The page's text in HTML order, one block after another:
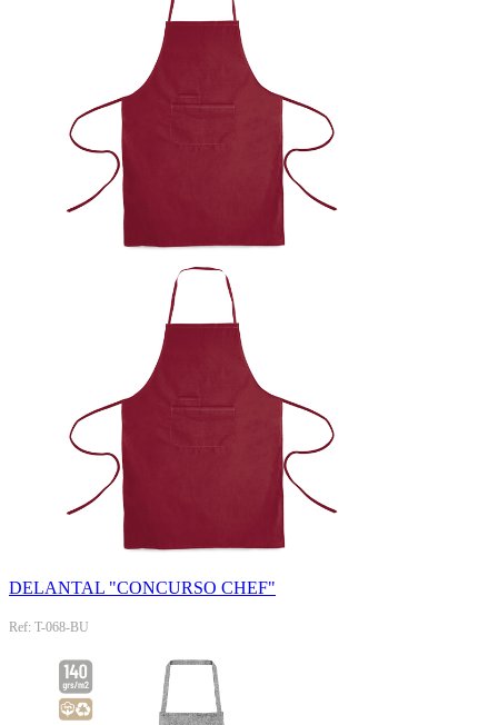
DELANTAL "CONCURSO CHEF"
Ref: T-068-BU